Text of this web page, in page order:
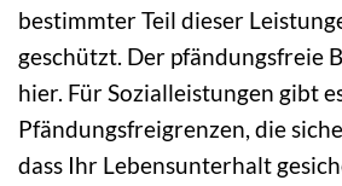
bestimmter Teil dieser
geschützt. Der pfändungsfreie
hier. Für Sozialleistungen gibt
Pfändungsfreigrenzen, die
dass Ihr Lebensunterhalt